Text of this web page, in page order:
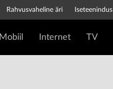
Rahvusvaheline äri Iseteenindus
Mobiil Internet TV